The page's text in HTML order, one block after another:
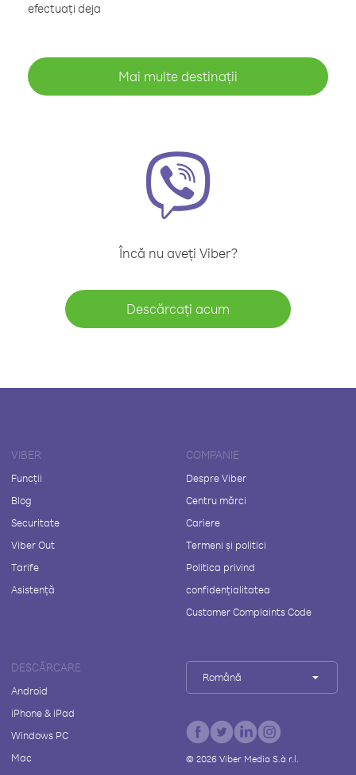
efectuați deja
Mai multe destinații
Încă nu aveți Viber?
Descărcați acum
VIBER
Funcții
Blog
Securitate
Viber Out
Tarife
Asistență
COMPANIE
Despre Viber
Centru mărci
Cariere
Termeni și politici
Politica privind
confidențialitatea
Customer Complaints Code
DESCĂRCARE
Android
iPhone & iPad
Windows PC
Mac
Română
© 2026Viber Media S.à r.l.